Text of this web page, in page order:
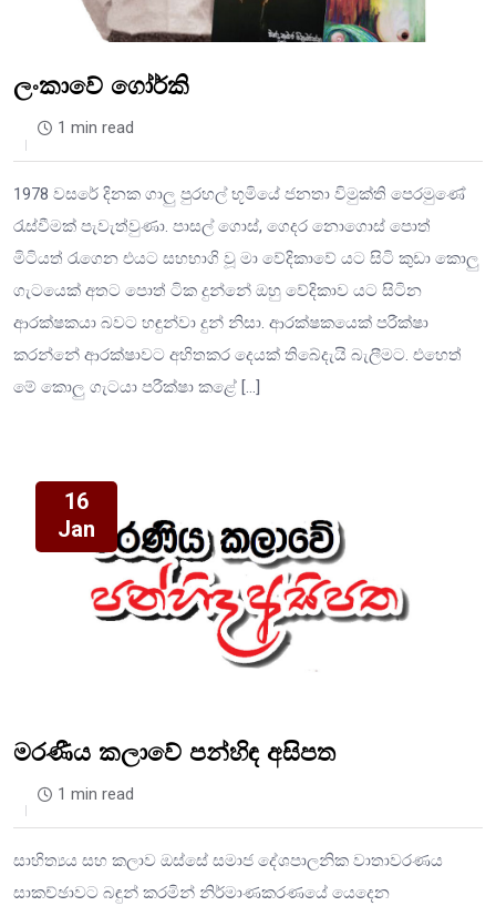
ලංකාවේ ගෝර්කි
1 min read
1978 වසරේ දිනක ගාලු‍ පුරහල් භූමියේ ජනතා විමුක්ති පෙරමුණේ
රැස්වීමක් පැවැත්වුණා. පාසල් ගොස්, ගෙදර නොගොස් පොත්
මිටියත් රැගෙන එයට සහභාගි වූ මා වේදිකාවේ යට සිටි කුඩා කොලු‍
ගැටයෙක් අතට පොත් ටික දුන්නේ ඔහු වේදිකාව යට සිටින
ආරක්ෂකයා බවට හඳුන්වා දුන් නිසා. ආරක්ෂකයෙක් පරීක්ෂා
කරන්නේ ආරක්ෂාවට අහිතකර දෙයක් තිබේදැයි බැලීමට. එහෙත්
මේ කොලු‍ ගැටයා පරීක්ෂා කළේ […]
16
Jan
මරණීය කලාවේ පන්හිඳ අසිපත
1 min read
සාහිත්‍යය සහ කලාව ඔස්සේ සමාජ දේශපාලනික වාතාවරණය
සාකච්ඡාවට බඳුන් කරමින් නිර්මාණකරණයේ යෙදෙන